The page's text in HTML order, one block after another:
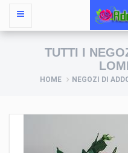
TUTTI I
HOME NEGOZI DI